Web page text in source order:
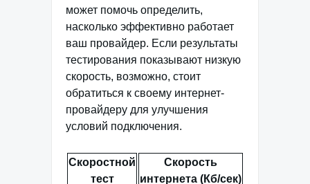
может помочь определить,
насколько эффективно работает
ваш провайдер. Если результаты
тестирования показывают низкую
скорость, возможно, стоит
обратиться к своему интернет-
провайдеру для улучшения
условий подключения.
Скоростной
тест
Скорость
интернета (Кб/сек)